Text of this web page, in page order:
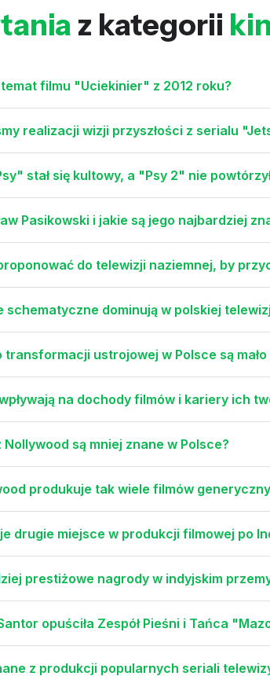
z kategorii
temat filmu "Uciekinier" z 2012 roku?
realizacji wizji przyszłości z serialu
stał się kultowy, a "Psy 2" nie
Pasikowski i jakie są jego najbardziej
do telewizji naziemnej, by
schematyczne dominują w polskiej
transformacji ustrojowej w Polsce są
na dochody filmów i kariery ich
są mniej znane w Polsce?
produkuje tak wiele filmów
drugie miejsce w produkcji filmowej po
prestiżowe nagrody w indyjskim
opuściła Zespół Pieśni i Tańca
z produkcji popularnych seriali